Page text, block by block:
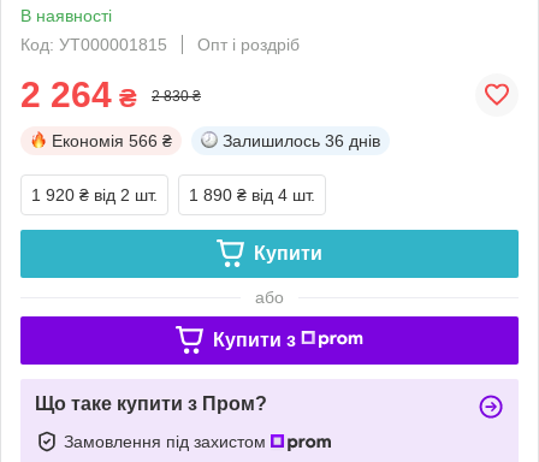
В наявності
Код: УТ000001815
Опт і роздріб
2 264 ₴ 2 830 ₴
Економія 566 ₴ Залишилось 36 днів
1 920 ₴ від 2 шт. 1 890 ₴ від 4 шт.
Купити
або
Купити з
Що таке купити з Пром?
Замовлення під захистом